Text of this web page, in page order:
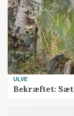
ULVE
Bekræftet: